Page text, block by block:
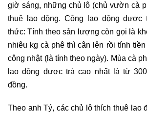
giờ sáng, những chủ lô (chủ vườn cà
thuê lao động. Công lao động được
thức: Tính theo sản lượng còn gọi là
nhiêu kg cà phê thì cân lên rồi tính
công nhật (là tính theo ngày). Mùa cà
lao động được trả cao nhất là từ
đồng.
Theo anh Tý, các chủ lô thích thuê lao